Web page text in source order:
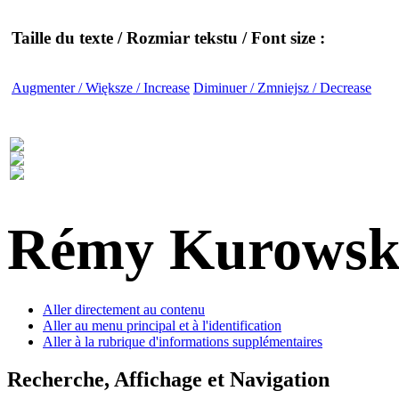
Taille du texte / Rozmiar tekstu / Font size :
Augmenter / Większe / Increase Diminuer / Zmniejsz / Decrease
Rémy
Aller directement au contenu
Aller au menu principal et à l'identification
Aller à la rubrique d'informations supplémentaires
Recherche, Affichage et Navigation